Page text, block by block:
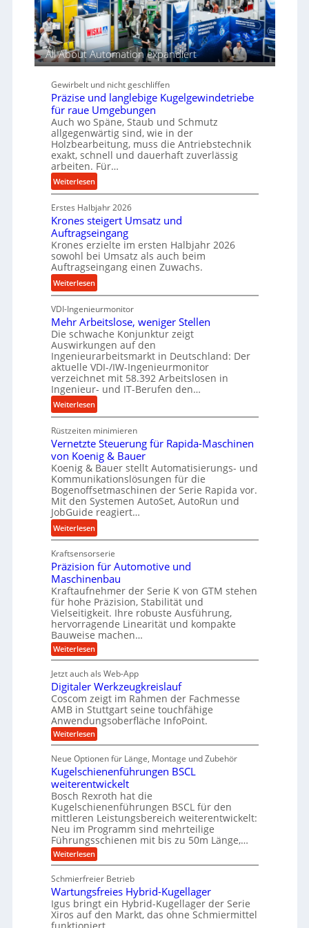
t
r
i
e
b
e
u
m
n
r
i
e
e
f
r
m
a
c
e
b
e
i
m
D
r
ü
c
k
p
r
o
z
e
s
p
n
n
t
i
c
h
i
m
u
l
i
All About Automation expandiert
Gewirbelt und nicht geschliffen
Präzise und langlebige Kugelgewindetriebe
für raue Umgebungen
Auch wo Späne, Staub und Schmutz
allgegenwärtig sind, wie in der
Holzbearbeitung, muss die Antriebstechnik
exakt, schnell und dauerhaft zuverlässig
arbeiten. Für…
Weiterlesen:
P
r
ä
z
i
s
e
u
n
d
l
a
n
g
l
e
b
i
g
e
K
u
g
e
l
g
e
d
e
t
r
i
e
e
f
ü
r
r
a
u
e
U
m
g
e
b
u
n
g
e
n
Erstes Halbjahr 2026
Krones steigert Umsatz und
Auftragseingang
Krones erzielte im ersten Halbjahr 2026
sowohl bei Umsatz als auch beim
Auftragseingang einen Zuwachs.
Weiterlesen:
K
r
o
n
e
s
s
t
e
i
r
t
U
m
s
a
t
u
n
d
A
u
f
t
r
a
g
s
e
i
n
g
n
g
VDI-Ingenieurmonitor
Mehr Arbeitslose, weniger Stellen
Die schwache Konjunktur zeigt
Auswirkungen auf den
Ingenieurarbeitsmarkt in Deutschland: Der
aktuelle VDI-/IW-Ingenieurmonitor
verzeichnet mit 58.392 Arbeitslosen in
Ingenieur- und IT-Berufen den…
Weiterlesen:
M
e
h
r
A
r
b
e
i
t
s
e
,
w
e
n
g
e
r
S
t
e
l
l
e
n
Rüstzeiten minimieren
Vernetzte Steuerung für Rapida-Maschinen
von Koenig & Bauer
Koenig & Bauer stellt Automatisierungs- und
Kommunikationslösungen für die
Bogenoffsetmaschinen der Serie Rapida vor.
Mit den Systemen AutoSet, AutoRun und
JobGuide reagiert…
Weiterlesen:
V
e
r
n
e
t
z
t
e
S
t
e
u
e
r
u
g
f
ü
r
R
a
p
i
d
a
-
M
a
Kraftsensorserie
Präzision für Automotive und
Maschinenbau
Kraftaufnehmer der Serie K von GTM stehen
für hohe Präzision, Stabilität und
Vielseitigkeit. Ihre robuste Ausführung,
hervorragende Linearität und kompakte
Bauweise machen…
Weiterlesen:
P
ä
z
i
s
i
o
n
f
r
A
u
t
o
m
o
t
i
v
e
n
d
M
a
s
Jetzt auch als Web-App
Digitaler Werkzeugkreislauf
Coscom zeigt im Rahmen der Fachmesse
AMB in Stuttgart seine touchfähige
Anwendungsoberfläche InfoPoint.
Weiterlesen:
D
g
i
t
a
l
e
r
W
e
r
k
z
e
u
g
k
r
Neue Optionen für Länge, Montage und Zubehör
Kugelschienenführungen BSCL
weiterentwickelt
Bosch Rexroth hat die
Kugelschienenführungen BSCL für den
mittleren Leistungsbereich weiterentwickelt:
Neu im Programm sind mehrteilige
Führungsschienen mit bis zu 50m Länge,…
Weiterlesen:
K
g
e
l
s
c
Schmierfreier Betrieb
Wartungsfreies Hybrid-Kugellager
Igus bringt ein Hybrid-Kugellager der Serie
Xiros auf den Markt, das ohne Schmiermittel
funktioniert.